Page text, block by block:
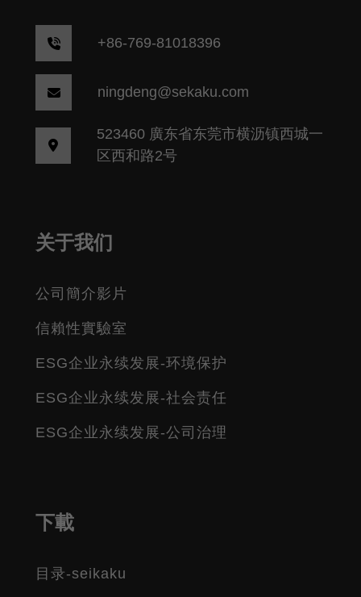
+86-769-81018396
ningdeng@sekaku.com
523460 廣东省东莞市横沥镇西城一
区西和路2号
关于我们
公司簡介影片
信賴性實驗室
ESG企业永续发展-环境保护
ESG企业永续发展-社会责任
ESG企业永续发展-公司治理
下載
目录-seikaku